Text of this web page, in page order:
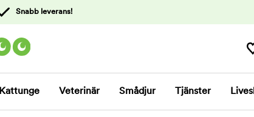
Snabb leverans!
Kattunge Veterinär Smådjur Tjänster